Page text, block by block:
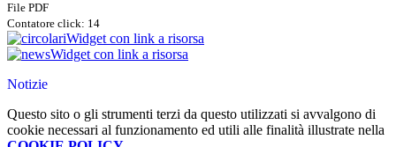
File PDF
Contatore click: 14
Widget con link a risorsa
Widget con link a risorsa
Notizie
Questo sito o gli strumenti terzi da questo utilizzati si avvalgono di
cookie necessari al funzionamento ed utili alle finalità illustrate nella